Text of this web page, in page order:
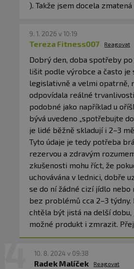
). Takže jsem docela zmatená
9. 1. 2026 v 10:19
Tereza Fitness007 Reagovat
Dobrý den, doba spotřeby
lišit podle výrobce a často je
legislativně a velmi opatrně,
odpovídala reálné
podobné jako například u
bývá uvedeno „spotřebujte
je lidé běžně skladují i 2–3
Tyto údaje je tedy potřeba
rezervou a zdravým
zkušenosti mohu říct, že
uchovávána v lednici, dobře
se do ní žádné cizí jídlo nebo
bez problémů cca 2–3 týdny.
chtěla být jistá na delší dobu,
možné produkt i zmrazit.
10. 8. 2024 v 09:38
Radek Malíček Reagovat